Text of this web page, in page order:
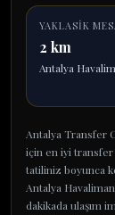
YAKLASIK
2 km
Antalya
Antalya Transfer
için en iyi
tatiliniz boyunca
Antalya
dakikada ulaşım